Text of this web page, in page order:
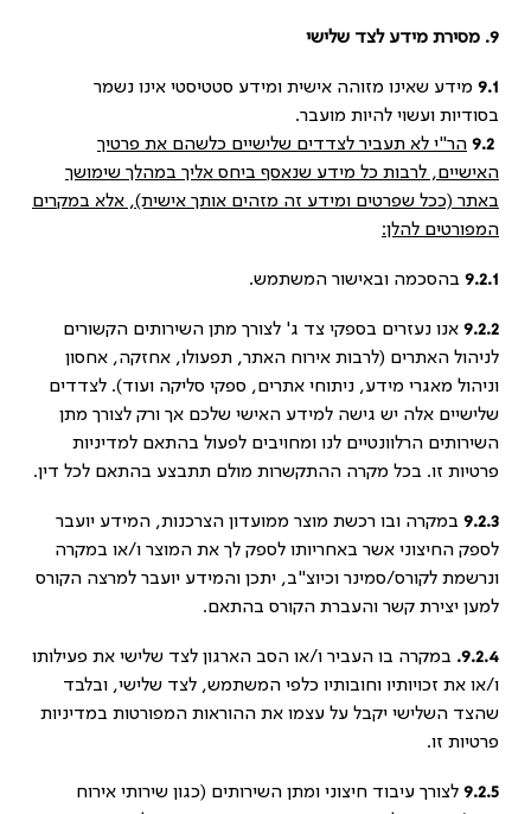
9. מסירת מידע לצד שלישי
9.1 מידע שאינו מזוהה אישית ומידע סטטיסטי אינו נשמר
בסודיות ועשוי להיות מועבר.
9.2 הר"י לא תעביר לצדדים שלישיים כלשהם את פרטיך
האישיים, לרבות כל מידע שנאסף ביחס אליך במהלך שימושך
באתר (ככל שפרטים ומידע זה מזהים אותך אישית), אלא במקרים
המפורטים להלן:
9.2.1 בהסכמה ובאישור המשתמש.
9.2.2 אנו נעזרים בספקי צד ג' לצורך מתן השירותים הקשורים
לניהול האתרים (לרבות אירוח האתר, תפעולו, אחזקה, אחסון
וניהול מאגרי מידע, ניתוחי אתרים, ספקי סליקה ועוד). לצדדים
שלישיים אלה יש גישה למידע האישי שלכם אך ורק לצורך מתן
השירותים הרלוונטיים לנו ומחויבים לפעול בהתאם למדיניות
פרטיות זו. בכל מקרה ההתקשרות מולם תתבצע בהתאם לכל דין.
9.2.3 במקרה ובו רכשת מוצר ממועדון הצרכנות, המידע יועבר
לספק החיצוני אשר באחריותו לספק לך את המוצר ו/או במקרה
ונרשמת לקורס/סמינר וכיוצ"ב, יתכן והמידע יועבר למרצה הקורס
למען יצירת קשר והעברת הקורס בהתאם.
9.2.4. במקרה בו העביר ו/או הסב הארגון לצד שלישי את פעילותו
ו/או את זכויותיו וחובותיו כלפי המשתמש, לצד שלישי, ובלבד
שהצד השלישי יקבל על עצמו את ההוראות המפורטות במדיניות
פרטיות זו.
9.2.5 לצורך עיבוד חיצוני ומתן השירותים (כגון שירותי אירוח